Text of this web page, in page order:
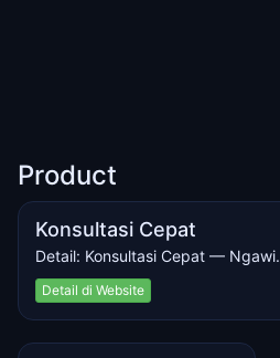
Product
Konsultasi Cepat
Detail: Konsultasi Cepat — Ngawi.
Detail di Website